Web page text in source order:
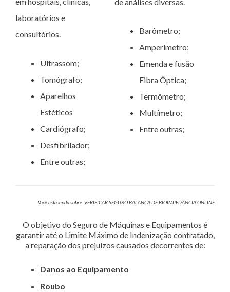
laboratórios e
consultórios.
Ultrassom;
Tomógrafo;
Aparelhos
Estéticos
Cardiógrafo;
Desfibrilador;
Entre outras;
Barômetro;
Amperímetro;
Emenda e fusão
Fibra Óptica;
Termômetro;
Multímetro;
Entre outras;
Você está lendo sobre: VERIFICAR SEGURO BALANÇA DE BIOIMPEDÂNCIA ONLINE
O objetivo do Seguro de Máquinas e Equipamentos é
garantir até o Limite Máximo de Indenização contratado,
a reparação dos prejuízos causados decorrentes de:
Danos ao Equipamento
Roubo